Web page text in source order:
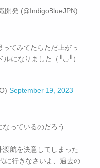
開発 (@IndigoBlueJPN)
てみてたらただ上がっ
ルになりました（╹◡╹）
September 19, 2023
っているのだろう
航を決意してしまった
に行きなさいよ、過去の